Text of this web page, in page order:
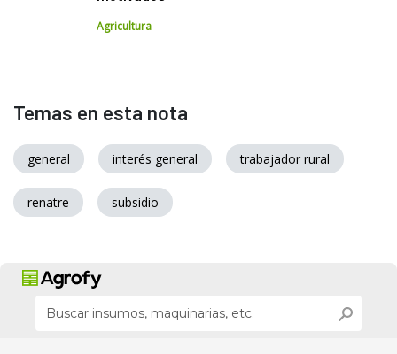
Agricultura
Temas en esta nota
general interés general trabajador rural
renatre subsidio